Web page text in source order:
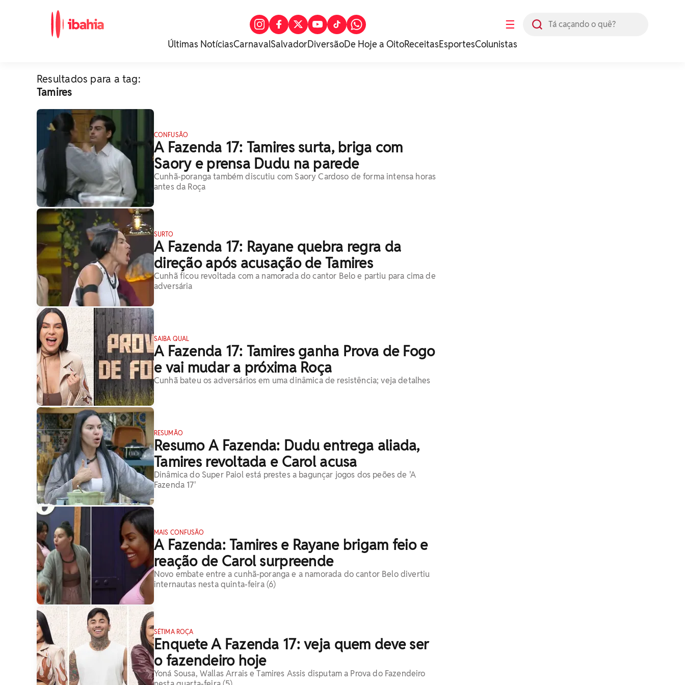
☰
Últimas NotíciasCarnavalSalvadorDiversãoDe Hoje a OitoReceitasEsportesColunistas
Resultados para a tag:
Tamires
CONFUSÃO
A Fazenda 17: Tamires surta, briga com
Saory e prensa Dudu na parede
Cunhã-poranga também discutiu com Saory Cardoso de forma intensa horas
antes da Roça
SURTO
A Fazenda 17: Rayane quebra regra da
direção após acusação de Tamires
Cunhã ficou revoltada com a namorada do cantor Belo e partiu para cima de
adversária
SAIBA QUAL
A Fazenda 17: Tamires ganha Prova de Fogo
e vai mudar a próxima Roça
Cunhã bateu os adversários em uma dinâmica de resistência; veja detalhes
RESUMÃO
Resumo A Fazenda: Dudu entrega aliada,
Tamires revoltada e Carol acusa
Dinâmica do Super Paiol está prestes a bagunçar jogos dos peões de 'A
Fazenda 17'
MAIS CONFUSÃO
A Fazenda: Tamires e Rayane brigam feio e
reação de Carol surpreende
Novo embate entre a cunhã-poranga e a namorada do cantor Belo divertiu
internautas nesta quinta-feira (6)
SÉTIMA ROÇA
Enquete A Fazenda 17: veja quem deve ser
o fazendeiro hoje
Yoná Sousa, Wallas Arrais e Tamires Assis disputam a Prova do Fazendeiro